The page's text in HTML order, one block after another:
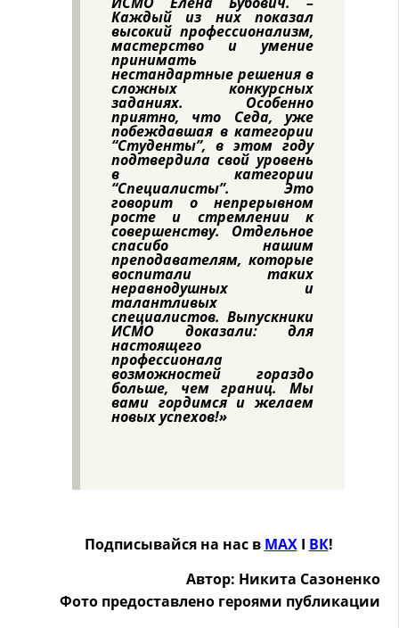
Каждый из них показал
высокий профессионализм,
мастерство и умение
принимать
нестандартные решения в
сложных конкурсных
заданиях. Особенно
приятно, что Седа, уже
побеждавшая в категории
“Студенты”, в этом году
подтвердила свой уровень
в категории
“Специалисты”. Это
говорит о непрерывном
росте и стремлении к
совершенству. Отдельное
спасибо нашим
преподавателям, которые
воспитали таких
неравнодушных и
талантливых
специалистов. Выпускники
ИСМО доказали: для
настоящего
профессионала
возможностей гораздо
больше, чем границ. Мы
вами гордимся и желаем
новых успехов!»
Подписывайся на нас в MAXӀ ВК!
Автор: Никита Сазоненко
Фото предоставлено героями публикации